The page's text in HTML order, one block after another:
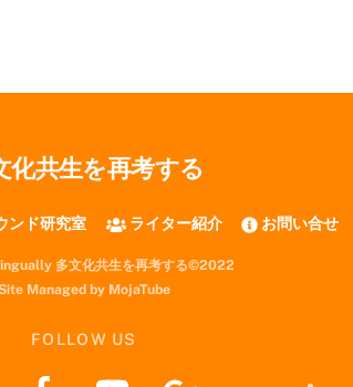
化共生を再考する
ンド研究室 ライター紹介 お問い合せ
多文化共生を再考する©2022
Managed by MojaTube
FOLLOW US